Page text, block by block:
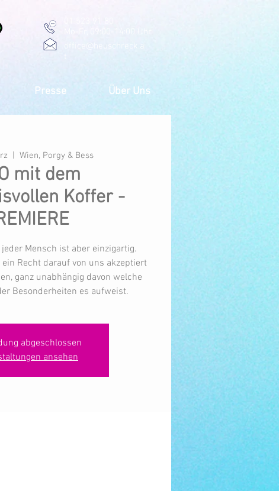
office@heuschreck.a
Presse Über Uns
Wien, Porgy & Bess
mit dem
Koffer -
jeder Mensch ist aber einzigartig.
Recht darauf von uns akzeptiert
ganz unabhängig davon welche
Besonderheiten es aufweist.
abgeschlossen
ansehen